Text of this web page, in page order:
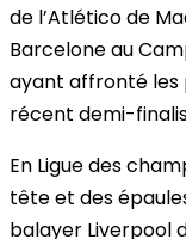
de l’Atlético de
Barcelone au
ayant affronté les
récent demi-
En Ligue des
tête et des
balayer Liverpool